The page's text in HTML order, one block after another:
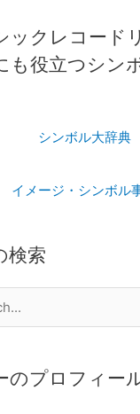
ックレコード
も役立つシン
シンボル大辞典
イメージ・シンボル
検索
のプロフィー